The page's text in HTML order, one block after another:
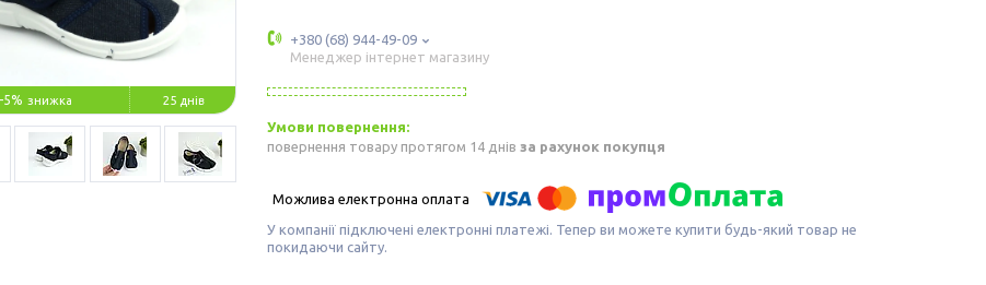
25 днів
+380 (68) 944-49-09
Менеджер інтернет магазину
повернення товару протягом 14 днів за рахунок покупця
У компанії підключені електронні платежі. Тепер ви можете купити будь-який товар не
покидаючи сайту.